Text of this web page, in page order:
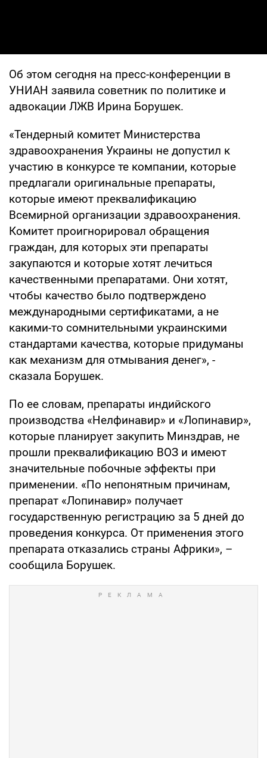
Об этом сегодня на пресс-конференции в
УНИАН заявила советник по политике и
адвокации ЛЖВ Ирина Борушек.
«Тендерный комитет Министерства
здравоохранения Украины не допустил к
участию в конкурсе те компании, которые
предлагали оригинальные препараты,
которые имеют преквалификацию
Всемирной организации здравоохранения.
Комитет проигнорировал обращения
граждан, для которых эти препараты
закупаются и которые хотят лечиться
качественными препаратами. Они хотят,
чтобы качество было подтверждено
международными сертификатами, а не
какими-то сомнительными украинскими
стандартами качества, которые придуманы
как механизм для отмывания денег», -
сказала Борушек.
По ее словам, препараты индийского
производства «Нелфинавир» и «Лопинавир»,
которые планирует закупить Минздрав, не
прошли преквалификацию ВОЗ и имеют
значительные побочные эффекты при
применении. «По непонятным причинам,
препарат «Лопинавир» получает
государственную регистрацию за 5 дней до
проведения конкурса. От применения этого
препарата отказались страны Африки», –
сообщила Борушек.